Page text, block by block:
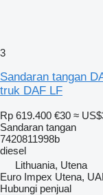
3
Sandaran tangan
truk DAF LF
Rp 619.400 €30 ≈
Sandaran tangan
7420811998b
diesel
Lithuania, Utena
Euro Impex Utena,
Hubungi penjual